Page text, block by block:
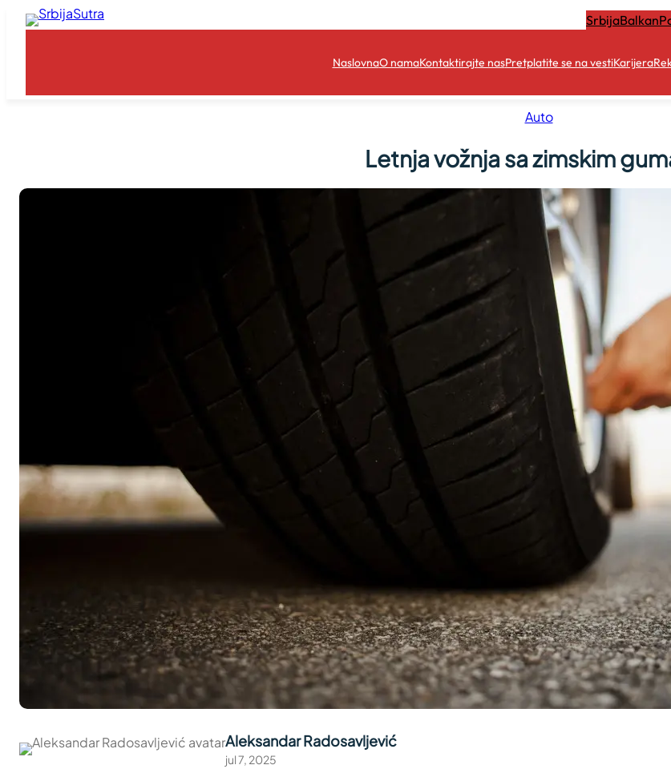
Skoči
SrbijaBalkan
NaslovnaO namaKontaktirajte nasPretplatite se na vestiKarijera
Auto
Letnja vožnja sa zimskim
Aleksandar Radosavljević
jul 7, 2025